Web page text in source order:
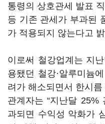
통령의 상호관세 발표
등 기존 관세가 부과된
가 적용되지 않는다고
이로써 철강업계는 지
용됐던 철강·알루미늄
려가 해소되면서 한시
관계자는 “지난달
과되면 수익성 악화가